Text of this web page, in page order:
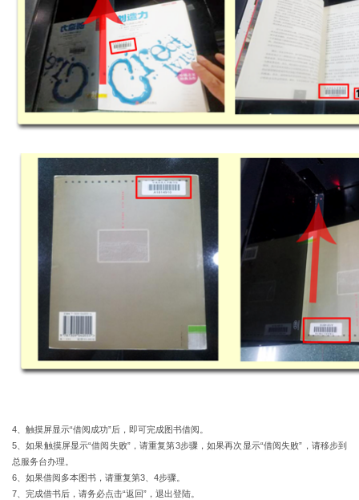
4 、触摸屏显示“借阅成功”后，即可完成图书借阅。
5 、如果触摸屏显示“借阅失败”，请重复第3步骤，如果再次显示“借阅失败” ，请移步到
总服务台办理。
6 、如果借阅多本图书，请重复第3 4步骤。
7 、完成借书后，请务必点击“返回” ，退出登陆。